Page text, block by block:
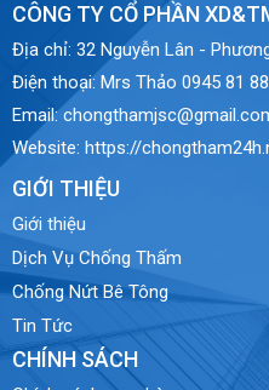
CÔNG TY CỔ PHẦN
Địa chỉ: 32 Nguyễn Lân -
Điện thoại: Mrs Thảo 0945 81
Email:
Website: https://
GIỚI THIỆU
Giới thiệu
Dịch Vụ Chống Thấm
Chống Nứt Bê Tông
Tin Tức
CHÍNH SÁCH